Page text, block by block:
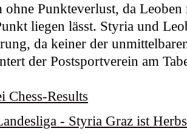
ohne Punkteverlust, da
liegen lässt. Styria und
da keiner der
der Postsportverein am
Chess-Results
- Styria Graz ist